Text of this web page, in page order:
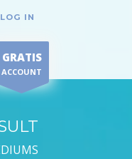
LOG IN
GRATIS
ACCOUNT